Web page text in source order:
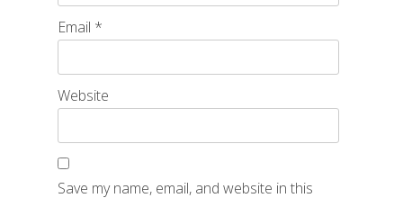
Email *
Website
Save my name, email, and website in this